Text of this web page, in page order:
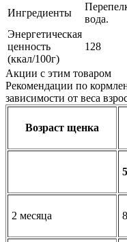
Ингредиенты
вода.
Энергетическая
ценность
(ккал/100г)
128
Акции с этим товаром
Рекомендации по
зависимости от веса
Возраст щенка
2 месяца